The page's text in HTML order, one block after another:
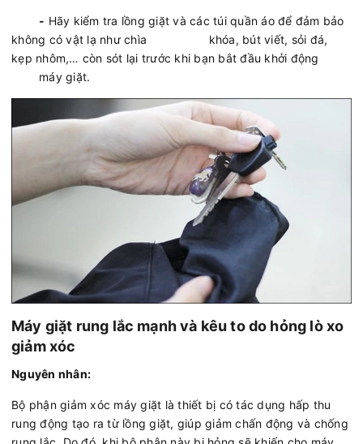
- Hãy kiểm tra lồng giặt và các túi quần áo để đảm bảo
không có vật lạ như chìa khóa, bút viết, sỏi đá,
kẹp nhôm,… còn sót lại trước khi bạn bắt đầu khởi động
máy giặt.
Máy giặt rung lắc mạnh và kêu to do hỏng lò xo
giảm xóc
Nguyên nhân:
Bộ phận giảm xóc máy giặt là thiết bị có tác dụng hấp thu
rung động tạo ra từ lồng giặt, giúp giảm chấn động và chống